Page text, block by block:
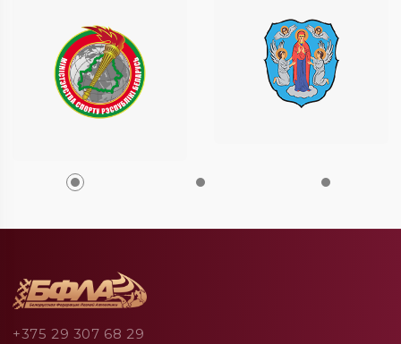
+375 29 307 68 29